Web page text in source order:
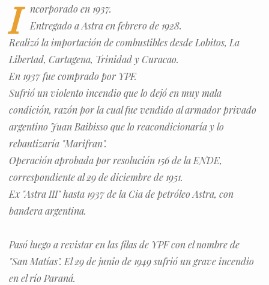
I
ncorporado en 1937.
Entregado a Astra en febrero de 1928.
Realizó la importación de combustibles desde Lobitos, La
Libertad, Cartagena, Trinidad y Curacao.
En 1937 fue comprado por YPF.
Sufrió un violento incendio que lo dejó en muy mala
condición, razón por la cual fue vendido al armador privado
argentino Juan Baibisso que lo reacondicionaría y lo
rebautizaría "Marifran".
Operación aprobada por resolución 156 de la ENDE,
correspondiente al 29 de diciembre de 1951.
Ex "Astra III" hasta 1937 de la Cia de petróleo Astra, con
bandera argentina.
Pasó luego a revistar en las filas de YPF con el nombre de
"San Matías". El 29 de junio de 1949 sufrió un grave incendio
en el río Paraná.